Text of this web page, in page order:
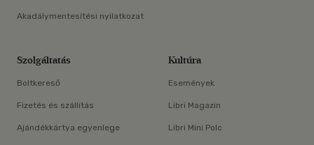
Akadálymentesítési nyilatkozat
Szolgáltatás
Boltkereső
Fizetés és szállítás
Ajándékkártya egyenlege
Kultúra
Események
Libri Magazin
Libri Mini Polc